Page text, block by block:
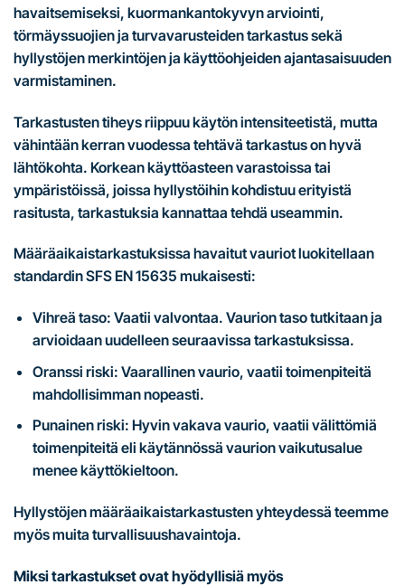
havaitsemiseksi, kuormankantokyvyn arviointi,
törmäyssuojien ja turvavarusteiden tarkastus sekä
hyllystöjen merkintöjen ja käyttöohjeiden ajantasaisuuden
varmistaminen.
Tarkastusten tiheys riippuu käytön intensiteetistä, mutta
vähintään kerran vuodessa tehtävä tarkastus on hyvä
lähtökohta. Korkean käyttöasteen varastoissa tai
ympäristöissä, joissa hyllystöihin kohdistuu erityistä
rasitusta, tarkastuksia kannattaa tehdä useammin.
Määräaikaistarkastuksissa havaitut vauriot luokitellaan
standardin SFS EN 15635 mukaisesti:
Vihreä taso: Vaatii valvontaa. Vaurion taso tutkitaan ja
arvioidaan uudelleen seuraavissa tarkastuksissa.
Oranssi riski: Vaarallinen vaurio, vaatii toimenpiteitä
mahdollisimman nopeasti.
Punainen riski: Hyvin vakava vaurio, vaatii välittömiä
toimenpiteitä eli käytännössä vaurion vaikutusalue
menee käyttökieltoon.
Hyllystöjen määräaikaistarkastusten yhteydessä teemme
myös muita turvallisuushavaintoja.
Miksi tarkastukset ovat hyödyllisiä myös